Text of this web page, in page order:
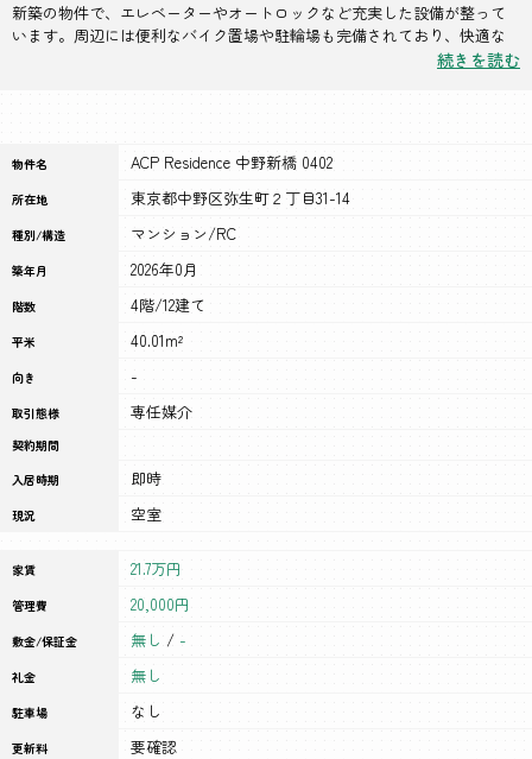
新築の物件で、エレベーターやオートロックなど充実した設備が整って
います。周辺には便利なバイク置場や駐輪場も完備されており、快適な
続きを読む
物件名 ACP Residence 中野新橋 0402
所在地 東京都中野区弥生町２丁目31-14
種別/構造 マンション/RC
築年月 2026年0月
階数 4階/12建て
平米 40.01m²
向き -
取引態様 専任媒介
契約期間
入居時期
即時
現況 空室
家賃 21.7万円
管理費 20,000円
敷金/保証金 無し / -
礼金 無し
駐車場 なし
更新料 要確認